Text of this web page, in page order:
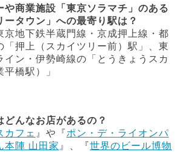
や商業施設「東京ソラマチ」のある
ータウン」への最寄り駅は？
京地下鉄半蔵門線・京成押上線・都
「押上（スカイツリー前）駅」、東
イン・伊勢崎線の「とうきょうスカ
橋駅）」
どんなお店があるの？
カフェ 』や『ポン・デ・ライオンパ
本陣 山田家 』、『世界のビール博物